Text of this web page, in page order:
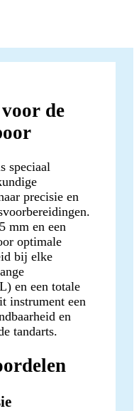
de
speciaal
precisie en
mm en een
optimale
bij elke
en een totale
instrument een
en
tandarts.